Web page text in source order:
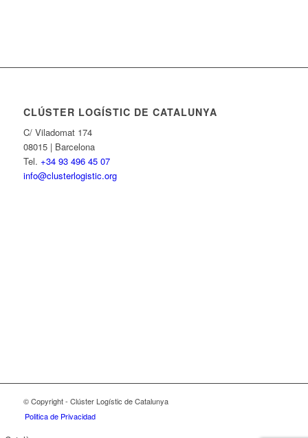
CLÚSTER LOGÍSTIC DE CATALUNYA
C/ Viladomat 174
08015 | Barcelona
Tel. +34 93 496 45 07
info@clusterlogistic.org
© Copyright - Clúster Logístic de Catalunya
Politica de Privacidad